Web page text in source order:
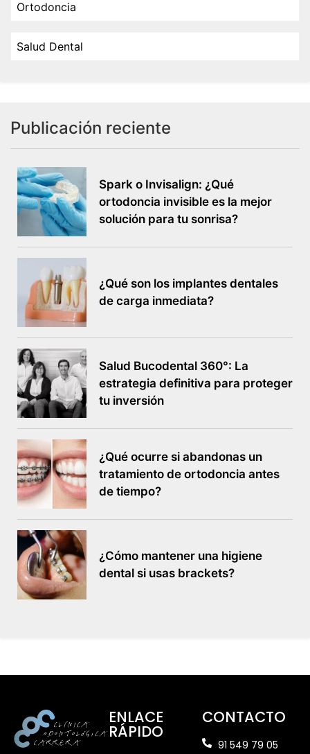
Ortodoncia
Salud Dental
Publicación reciente
Spark o Invisalign: ¿Qué
ortodoncia invisible es la mejor
solución para tu sonrisa?
¿Qué son los implantes dentales
de carga inmediata?
Salud Bucodental 360°: La
estrategia definitiva para proteger
tu inversión
¿Qué ocurre si abandonas un
tratamiento de ortodoncia antes
de tiempo?
¿Cómo mantener una higiene
dental si usas brackets?
ENLACE
RÁPIDO
CONTACTO
91 549 79 05